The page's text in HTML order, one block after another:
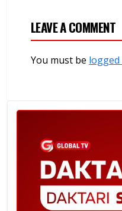
LEAVE A COMMENT
You must be logged